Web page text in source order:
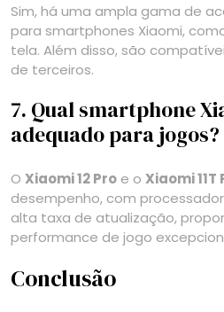
Sim, há uma ampla gama de
para smartphones Xiaomi,
tela. Além disso, são
de terceiros.
7. Qual smartphone
adequado para jogos?
O Xiaomi 12 Pro e o Xiaomi 11T
desempenho, com
alta taxa de atualização,
performance de jogo
Conclusão